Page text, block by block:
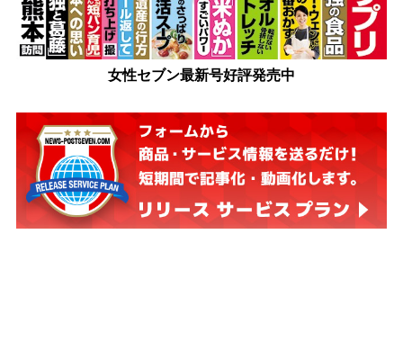
女性セブン最新号好評発売中